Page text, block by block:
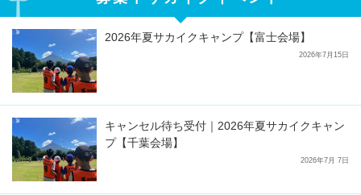
2026年夏サカイクキャンプ【富士会場】
2026年7月15日
キャンセル待ち受付｜2026年夏サカイクキャン
プ【千葉会場】
2026年7月 7日